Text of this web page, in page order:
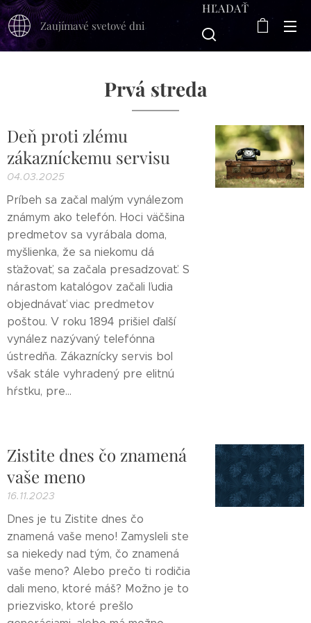
Zaujímavé svetové dni
HĽADAŤ
Prvá streda
Deň proti zlému
zákazníckemu servisu
04.03.2025
Príbeh sa začal malým vynálezom
známym ako telefón. Hoci väčšina
predmetov sa vyrábala doma,
myšlienka, že sa niekomu dá
sťažovať, sa začala presadzovať. S
nárastom katalógov začali ľudia
objednávať viac predmetov
poštou. V roku 1894 prišiel ďalší
vynález nazývaný telefónna
ústredňa. Zákaznícky servis bol
však stále vyhradený pre elitnú
hŕstku, pre...
Zistite dnes čo znamená
vaše meno
16.11.2023
Dnes je tu Zistite dnes čo
znamená vaše meno! Zamysleli ste
sa niekedy nad tým, čo znamená
vaše meno? Alebo prečo ti rodičia
dali meno, ktoré máš? Možno je to
priezvisko, ktoré prešlo